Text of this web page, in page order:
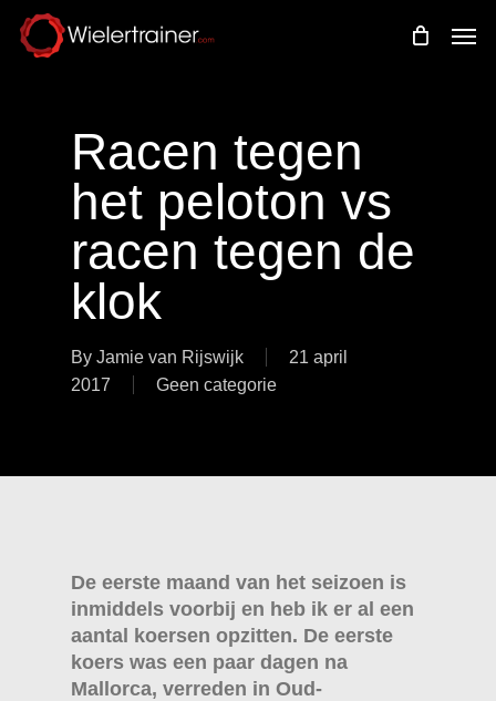
Skip
Racen tegen
het peloton vs
racen tegen de
klok
By Jamie van Rijswijk
21 april
2017
Geen categorie
De eerste maand van het seizoen is
inmiddels voorbij en heb ik er al een
aantal koersen opzitten. De eerste
koers was een paar dagen na
Mallorca, verreden in Oud-